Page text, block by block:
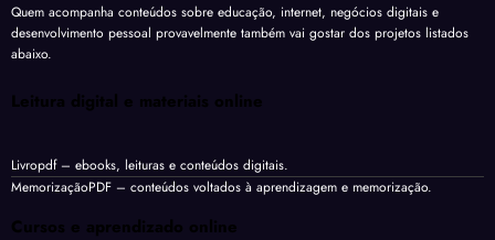
Quem acompanha conteúdos sobre educação, internet, negócios digitais e
desenvolvimento pessoal provavelmente também vai gostar dos projetos listados
abaixo.
Leitura digital e materiais online
Livropdf– ebooks, leituras e conteúdos digitais.
MemorizaçãoPDF – conteúdos voltados à aprendizagem e memorização.
Cursos e aprendizado online